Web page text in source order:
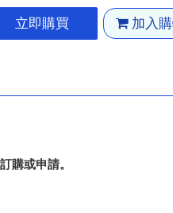
立即購買 加入
購或申請。